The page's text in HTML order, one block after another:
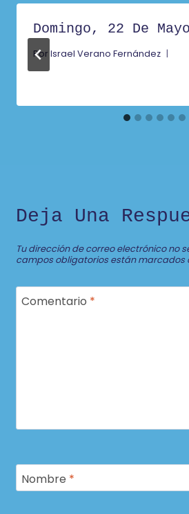
Domingo, 22 De
Por Israel Verano Fernández
Deja Una
Tu dirección de correo electrónico no
campos obligatorios están marcados
Comentario *
Nombre *